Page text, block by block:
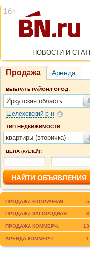
НОВОСТИ И
Продажа Аренда
ВЫБРАТЬ РАЙОН/ГОРОД:
Иркутская область
Шелеховский р-н
ТИП НЕДВИЖИМОСТИ:
квартиры (вторичка)
ЦЕНА (РУБЛЕЙ):
-
ПРОДАЖА ВТОРИЧНАЯ 5
ПРОДАЖА ЗАГОРОДНАЯ 3
ПРОДАЖА КОММЕРЧ. 13
АРЕНДА КОММЕРЧ. 1